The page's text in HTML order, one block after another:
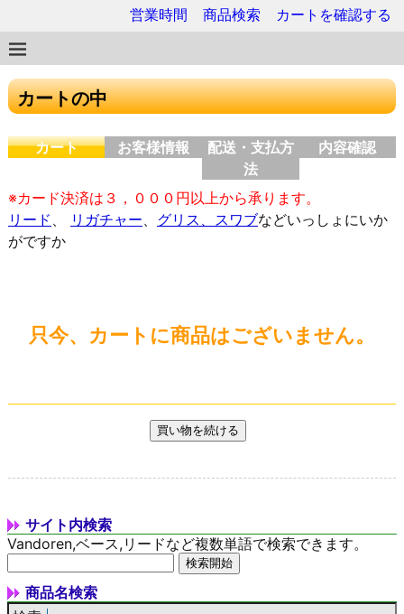
営業時間 商品検索 カートを確認する
カートの中
カート お客様情報
配送・支払方
法
内容確認
※カード決済は３，０００円以上から承ります。
リード 、 リガチャー、 グリス、スワブなどいっしょにいか
がですか
只今、カートに商品はございません。
サイト内検索
Vandoren,ベース,リードなど複数単語で検索できます。
商品名検索